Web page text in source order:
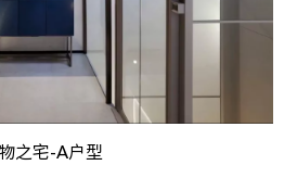
之宅-A户型